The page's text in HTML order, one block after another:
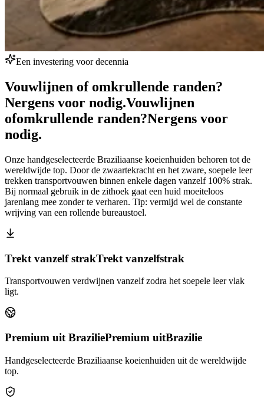
Een investering voor decennia
Vouwlijnen of omkrullende randen?
Nergens voor nodig.Vouwlijnen
ofomkrullende randen?Nergens voor
nodig.
Onze handgeselecteerde Braziliaanse koeienhuiden behoren tot de
wereldwijde top. Door de zwaartekracht en het zware, soepele leer
trekken transportvouwen binnen enkele dagen vanzelf 100% strak.
Bij normaal gebruik in de zithoek gaat een huid moeiteloos
jarenlang mee zonder te verharen. Tip: vermijd wel de constante
wrijving van een rollende bureaustoel.
Trekt vanzelf strakTrekt vanzelfstrak
Transportvouwen verdwijnen vanzelf zodra het soepele leer vlak
ligt.
Premium uit BraziliePremium uitBrazilie
Handgeselecteerde Braziliaanse koeienhuiden uit de wereldwijde
top.